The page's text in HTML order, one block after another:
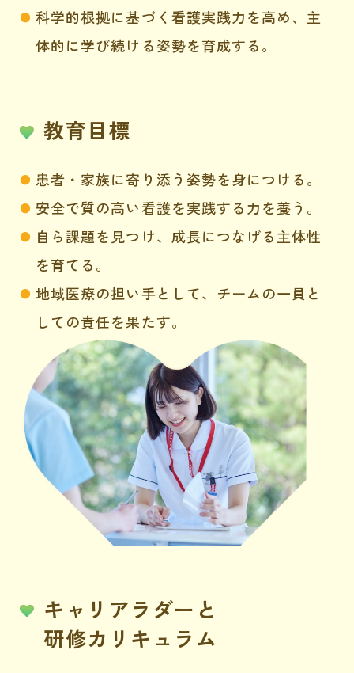
科学的根拠に基づく看護実践力を高め、 主
体的に学び続ける姿勢を育成する。
教育目標
患者・家族に寄り添う姿勢を身につける。
安全で質の高い看護を実践する力を養う。
自ら課題を見つけ、成長につなげる主体性
を育てる。
地域医療の担い手として、チームの一員と
しての責任を果たす。
キャリアラダーと
研修カリキュラム